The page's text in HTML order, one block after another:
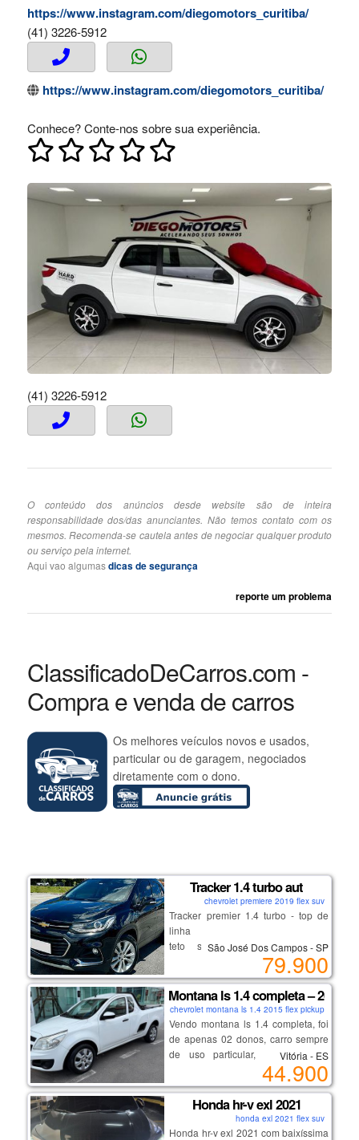
https://www.instagram.com/diegomotors_curitiba/
(41) 3226-5912
https://www.instagram.com/diegomotors_curitiba/
Conhece? Conte-nos sobre sua experiência.
(41) 3226-5912
O conteúdo dos anúncios desde website são de inteira
responsabilidade dos/das anunciantes. Não temos contato com os
mesmos. Recomenda-se cautela antes de negociar qualquer produto
ou serviço pela internet.
Aqui vao algumasdicas de segurança
reporte um problema
ClassificadoDeCarros.com -
Compra e venda de carros
Os melhores veículos novos e usados,
particular ou de garagem, negociados
diretamente com o dono.
Tracker 1.4 turbo aut
chevrolet premiere 2019 flex suv
Tracker premier 1.4 turbo - top de
linha
teto solar, bancos em couro,
chave presencial, multimídia,
volante multifuncional.
excelente procedência e
conservação. venha conferir!
São José Dos Campos - SP
79.900
Montana ls 1.4 completa – 2015
chevrolet montana ls 1.4 2015 flex pickup
Vendo montana ls 1.4 completa, foi
de apenas 02 donos, carro sempre
de uso particular, nunca foi de
empresa, nada a fazer de mecânica,
interna higienizada, acompanha
manual do proprietário (com
revisões na gm até os 94 mil km) e
chave reserva inclusive da
Vitória - ES
44.900
Honda hr-v exl 2021
honda exl 2021 flex suv
Honda hr-v exl 2021 com baixíssima